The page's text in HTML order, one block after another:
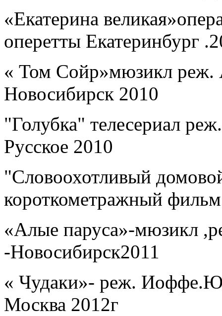
«Екатерина
оперетты Екатеринбург
« Том Сойр»мюзикл
Новосибирск 2010
"Голубка" телесериал
Русское 2010
"Словоохотливый
короткометражный
«Алые паруса»-мюзикл
-Новосибирск2011
« Чудаки»- реж.
Москва 2012г